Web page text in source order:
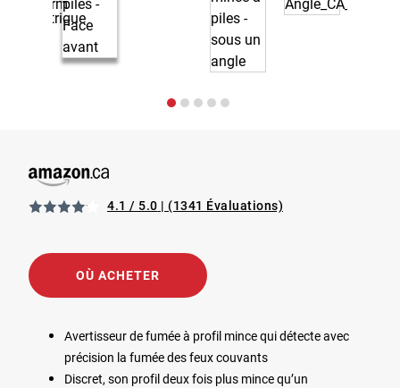
View Avertisseur de fumée photoélectrique à profil aminci
Opens in a new tab
4.1 / 5.0 (1341 Évaluations)
OÙ ACHETER
Avertisseur de fumée à profil mince qui détecte avec
précision la fumée des feux couvants
Discret, son profil deux fois plus mince qu’un